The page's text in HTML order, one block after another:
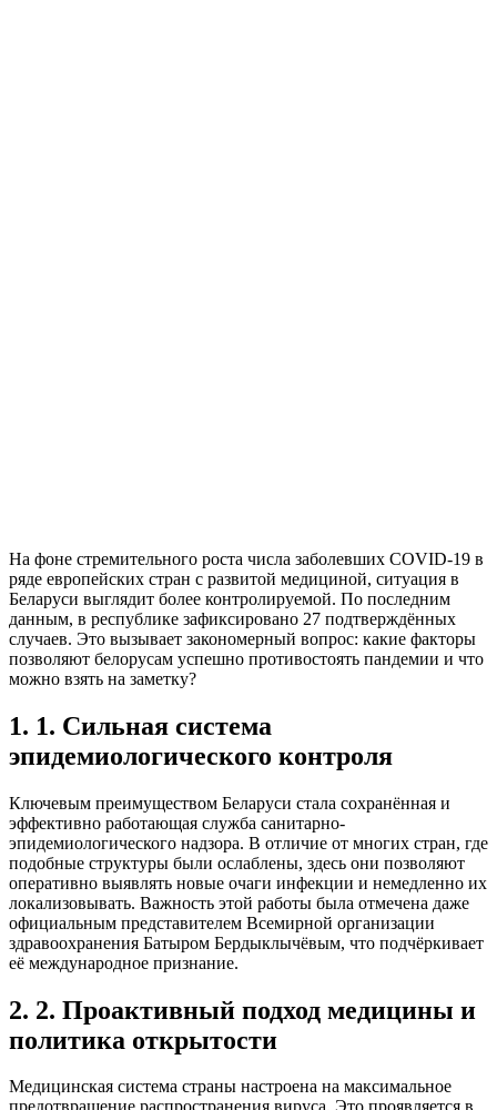
На фоне стремительного роста числа заболевших COVID-19 в
ряде европейских стран с развитой медициной, ситуация в
Беларуси выглядит более контролируемой. По последним
данным, в республике зафиксировано 27 подтверждённых
случаев. Это вызывает закономерный вопрос: какие факторы
позволяют белорусам успешно противостоять пандемии и что
можно взять на заметку?
1. 1. Сильная система
эпидемиологического контроля
Ключевым преимуществом Беларуси стала сохранённая и
эффективно работающая служба санитарно-
эпидемиологического надзора. В отличие от многих стран, где
подобные структуры были ослаблены, здесь они позволяют
оперативно выявлять новые очаги инфекции и немедленно их
локализовывать. Важность этой работы была отмечена даже
официальным представителем Всемирной организации
здравоохранения Батыром Бердыклычёвым, что подчёркивает
её международное признание.
2. 2. Проактивный подход медицины и
политика открытости
Медицинская система страны настроена на максимальное